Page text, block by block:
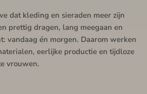
dat kleding en sieraden meer zijn
prettig dragen, lang meegaan en
vandaag én morgen. Daarom werken
eerlijke productie en tijdloze
vrouwen.